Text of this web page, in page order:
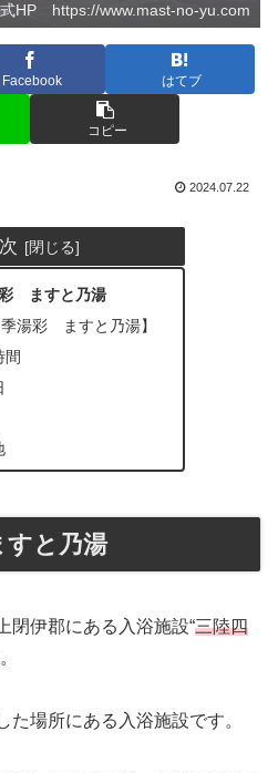
HP https://www.mast-no-yu.com
Facebook はてブ
コピー
2024.07.22
ますと乃湯
季湯彩 ますと乃湯】
間
と乃湯
閉伊郡にある入浴施設“三陸四
場所にある入浴施設です。